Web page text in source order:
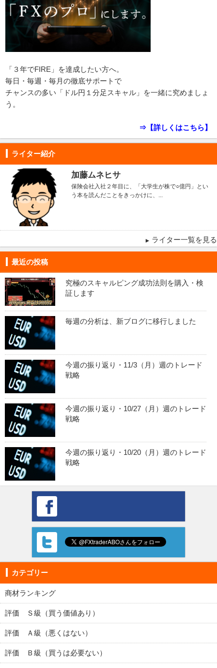
「３年でFIRE」を達成したい方へ。
毎日・毎週・毎月の徹底サポートで
チャンスの多い「ドル円１分足スキャル」を一緒に究めましょ
う。
⇒【詳しくはこちら】
ライター紹介
加藤ムネヒサ
保険会社入社２年目に、「大学生が株で○億円」とい
う本を読んだことをきっかけに、...
ライター一覧を見る
最近の投稿
究極のスキャルピング成功法則を購入・検
証します
毎週の分析は、新ブログに移行しました
今週の振り返り・11/3（月）週のトレード
戦略
今週の振り返り・10/27（月）週のトレード
戦略
今週の振り返り・10/20（月）週のトレード
戦略
カテゴリー
商材ランキング
評価 Ｓ級（買う価値あり）
評価 Ａ級（悪くはない）
評価 Ｂ級（買うは必要ない）